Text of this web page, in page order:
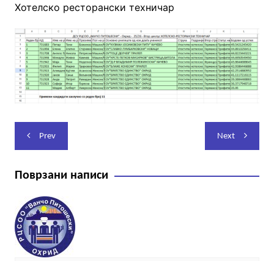
Хотелско ресторански техничар
Навигација
на
напис
Prev Next
Поврзани написи